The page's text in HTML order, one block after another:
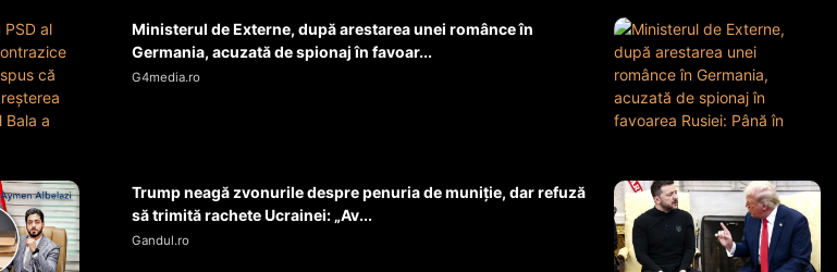
Ministerul de Externe, după arestarea unei românce în
Germania, acuzată de spionaj în favoar...
G4media.ro
Trump neagă zvonurile despre penuria de muniție, dar refuză
să trimită rachete Ucrainei: „Av...
Gandul.ro